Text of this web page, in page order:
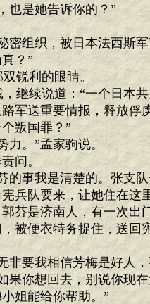
是她告诉你的？”
组织，被日本法西斯
？”
锐利的眼睛。
继续说道：“一个日本
军送重要情报，释放俘
叛国罪？”
力。”孟家驹说。
问。
事我是清楚的。张支
兵队要来，让她住在这
芬是济南人，有一次出
被便衣特务捉住，送回
要我相信芳梅是好人，
你想回去，别说你现
姐能给你帮助。”